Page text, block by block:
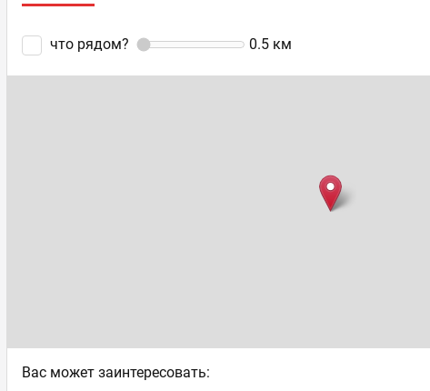
что рядом? 0.5 км
Ваc может заинтересовать: